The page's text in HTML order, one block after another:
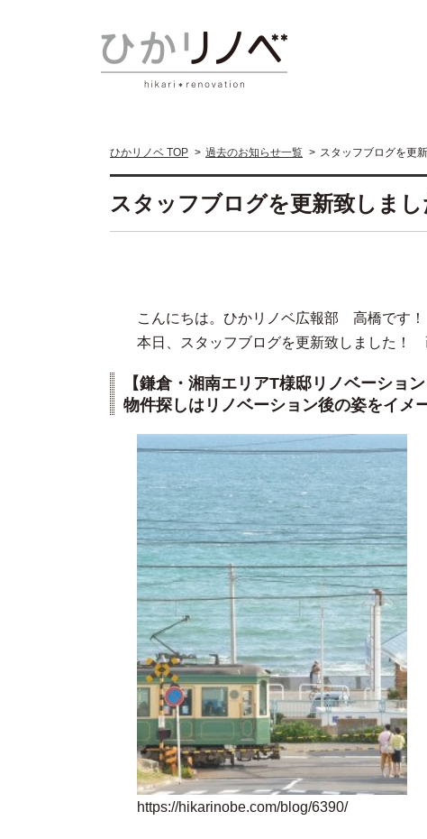
ひかリノベ TOP 過去のお知らせ一覧 スタッフブログを更
スタッフブログを更新致しまし
こんにちは。ひかリノベ広報部 高橋です！
本日、スタッフブログを更新致しました！
【鎌倉・湘南エリアT様邸リノベーショ
物件探しはリノベーション後の姿をイメ
https://hikarinobe.com/blog/6390/